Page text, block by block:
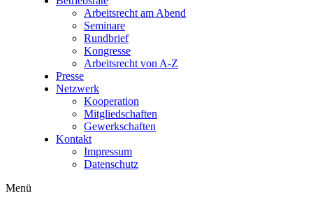
Arbeitsrecht am Abend
Seminare
Rundbrief
Kongresse
Arbeitsrecht von A-Z
Presse
Netzwerk
Kooperation
Mitgliedschaften
Gewerkschaften
Kontakt
Impressum
Datenschutz
Menü